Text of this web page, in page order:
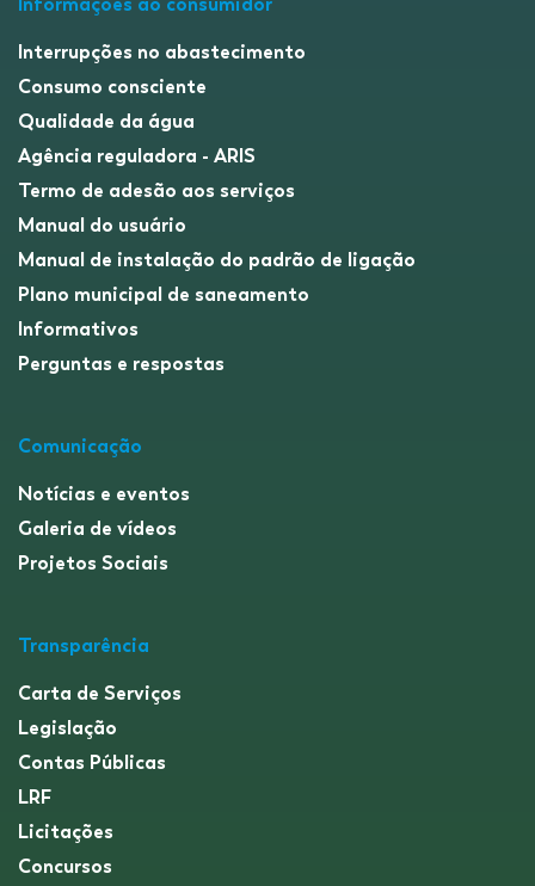
Interrupções no abastecimento
Consumo consciente
Qualidade da água
Agência reguladora - ARIS
Termo de adesão aos serviços
Manual do usuário
Manual de instalação do padrão de ligação
Plano municipal de saneamento
Informativos
Perguntas e respostas
Comunicação
Notícias e eventos
Galeria de vídeos
Projetos Sociais
Transparência
Carta de Serviços
Legislação
Contas Públicas
LRF
Licitações
Concursos